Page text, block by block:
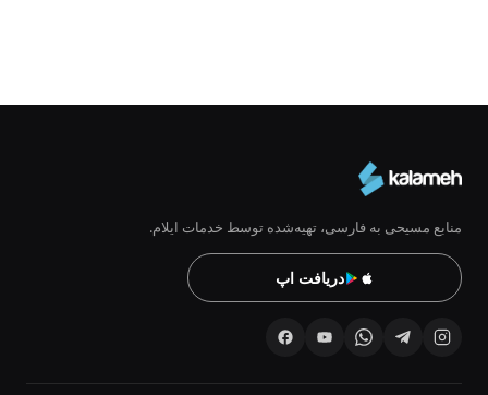
منابع مسیحی به فارسی، تهیه‌شده توسط خدمات ایلام.
دریافت اپ